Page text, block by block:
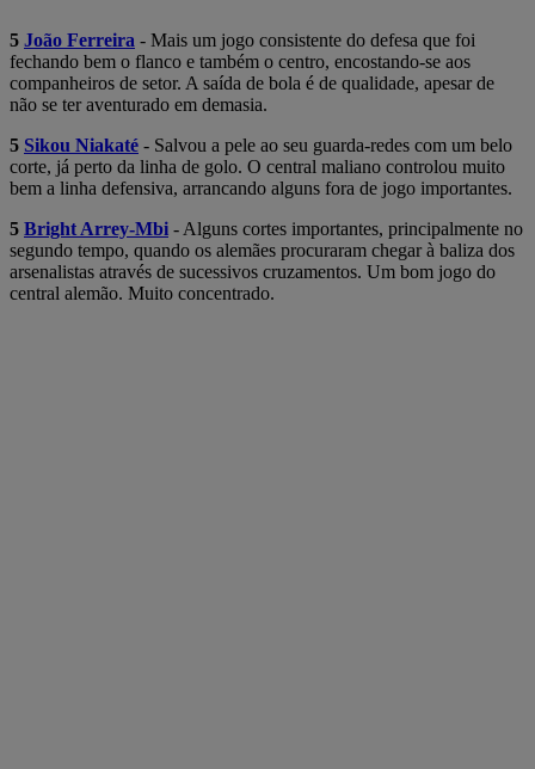
5 João Ferreira - Mais um jogo consistente do defesa que foi
fechando bem o flanco e também o centro, encostando-se aos
companheiros de setor. A saída de bola é de qualidade, apesar de
não se ter aventurado em demasia.
5 Sikou Niakaté - Salvou a pele ao seu guarda-redes com um belo
corte, já perto da linha de golo. O central maliano controlou muito
bem a linha defensiva, arrancando alguns fora de jogo importantes.
5 Bright Arrey-Mbi - Alguns cortes importantes, principalmente no
segundo tempo, quando os alemães procuraram chegar à baliza dos
arsenalistas através de sucessivos cruzamentos. Um bom jogo do
central alemão. Muito concentrado.